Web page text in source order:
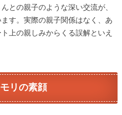
との親子のような深い交流が、
す。実際の親子関係はなく、あ
上の親しみからくる誤解といえ
リの素顔